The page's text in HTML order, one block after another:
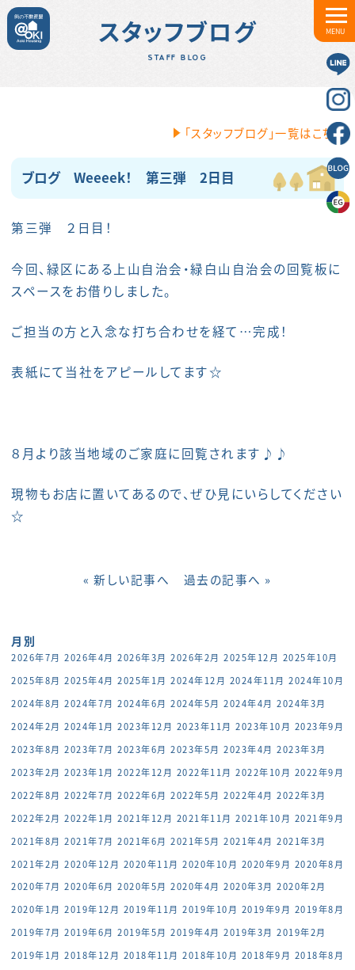
MENU
スタッフブログ
STAFF BLOG
「スタッフブログ」一覧はこちら
ブログ Weeeek！ 第三弾 2日目
第三弾 ２日目！
今回、緑区にある上山自治会・緑白山自治会の回覧板に
スペースをお借りしました。
ご担当の方と入念な打ち合わせを経て…完成！
表紙にて当社をアピールしてます☆
８月より該当地域のご家庭に回覧されます♪♪
現物もお店に置いてあるので、ぜひ見にいらしてください
☆
« 新しい記事へ 過去の記事へ »
月別
2026年7月 2026年4月 2026年3月 2026年2月 2025年12月 2025年10月
2025年8月 2025年4月 2025年1月 2024年12月 2024年11月 2024年10月
2024年8月 2024年7月 2024年6月 2024年5月 2024年4月 2024年3月
2024年2月 2024年1月 2023年12月 2023年11月 2023年10月 2023年9月
2023年8月 2023年7月 2023年6月 2023年5月 2023年4月 2023年3月
2023年2月 2023年1月 2022年12月 2022年11月 2022年10月 2022年9月
2022年8月 2022年7月 2022年6月 2022年5月 2022年4月 2022年3月
2022年2月 2022年1月 2021年12月 2021年11月 2021年10月 2021年9月
2021年8月 2021年7月 2021年6月 2021年5月 2021年4月 2021年3月
2021年2月 2020年12月 2020年11月 2020年10月 2020年9月 2020年8月
2020年7月 2020年6月 2020年5月 2020年4月 2020年3月 2020年2月
2020年1月 2019年12月 2019年11月 2019年10月 2019年9月 2019年8月
2019年7月 2019年6月 2019年5月 2019年4月 2019年3月 2019年2月
2019年1月 2018年12月 2018年11月 2018年10月 2018年9月 2018年8月